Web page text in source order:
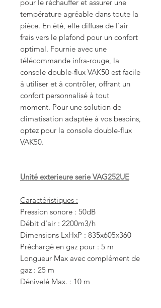
pour le réchauffer et assurer une
température agréable dans toute la
pièce. En été, elle diffuse de l'air
frais vers le plafond pour un confort
optimal. Fournie avec une
télécommande infra-rouge, la
console double-flux VAK50 est facile
à utiliser et à contrôler, offrant un
confort personnalisé à tout
moment. Pour une solution de
climatisation adaptée à vos besoins,
optez pour la console double-flux
VAK50.
Unité exterieure serie VAG252UE
Caractéristiques :
Pression sonore : 50dB
Débit d'air : 2200m3/h
Dimensions LxHxP : 835x605x360
Préchargé en gaz pour : 5 m
Longueur Max avec complément de
gaz : 25 m
Dénivelé Max. : 10 m